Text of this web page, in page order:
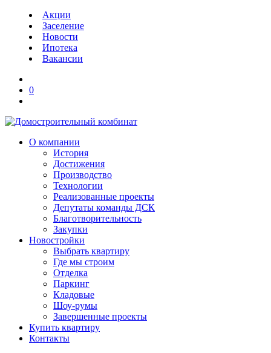
Акции
Заселение
Новости
Ипотека
Вакансии
0
О компании
История
Достижения
Производство
Технологии
Реализованные проекты
Депутаты команды ДСК
Благотворительность
Закупки
Новостройки
Выбрать квартиру
Где мы строим
Отделка
Паркинг
Кладовые
Шоу-румы
Завершенные проекты
Купить квартиру
Контакты